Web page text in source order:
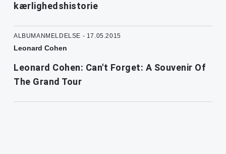
kærlighedshistorie
ALBUMANMELDELSE - 17.05.2015
Leonard Cohen
Leonard Cohen: Can't Forget: A Souvenir Of
The Grand Tour